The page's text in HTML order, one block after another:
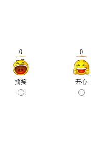
0
搞笑
0
开心